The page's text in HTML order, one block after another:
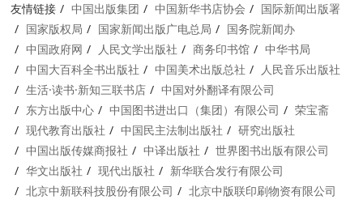
友情链接 中国出版集团 中国新华书店协会
国际新闻出版署
国家版权局
国家新闻出版广电总局
国务院新闻办
中国政府网
人民文学出版社 商务印书馆
中华书局
中国大百科全书出版社
中国美术出版总社
人民音乐出版社
生活·读书·新知三联书店
中国对外翻译有限公司
东方出版中心
中国图书进出口（集团）有限公司
荣宝斋
现代教育出版社
中国民主法制出版社
研究出版社
中国出版传媒商报社
中译出版社
世界图书出版有限公司
华文出版社
现代出版社
新华联合发行有限公司
北京中新联科技股份有限公司
北京中版联印刷物资有限公司